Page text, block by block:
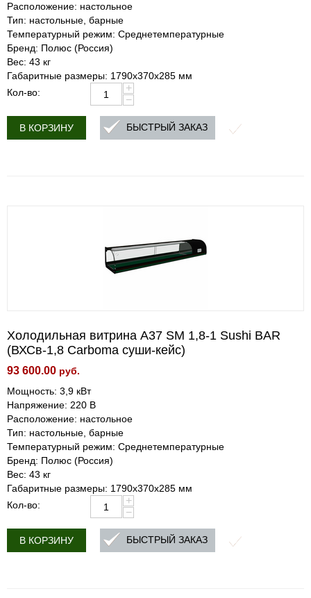
Расположение: настольное
Тип: настольные, барные
Температурный режим: Среднетемпературные
Бренд: Полюс (Россия)
Вес: 43 кг
Габаритные размеры: 1790х370х285 мм
Кол-во:
+
−
В КОРЗИНУ БЫСТРЫЙ ЗАКАЗ
Холодильная витрина A37 SM 1,8-1 Sushi BAR
(ВХСв-1,8 Carboma суши-кейс)
93 600.00 руб.
Мощность: 3,9 кВт
Напряжение: 220 В
Расположение: настольное
Тип: настольные, барные
Температурный режим: Среднетемпературные
Бренд: Полюс (Россия)
Вес: 43 кг
Габаритные размеры: 1790х370х285 мм
Кол-во:
+
−
В КОРЗИНУ БЫСТРЫЙ ЗАКАЗ